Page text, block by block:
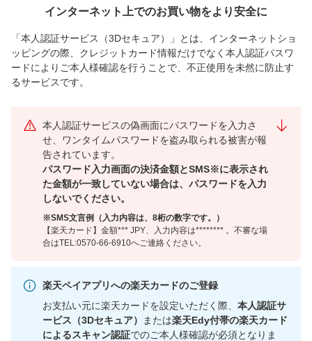
インターネット上でのお買い物をより安全に
「本人認証サービス（3Dセキュア）」とは、インターネットショ
ッピングの際、クレジットカード情報だけでなく本人認証パスワ
ードによりご本人様確認を行うことで、不正使用を未然に防止す
るサービスです。
本人認証サービスの偽画面にパスワードを入力さ
せ、ワンタイムパスワードを盗み取られる被害が報
告されています。
パスワード入力画面の決済金額とSMS※に表示され
た金額が一致していない場合は、パスワードを入力
しないでください。
※SMS文言例（入力内容は、8桁の数字です。）
【楽天カード】金額*** JPY、入力内容は******** 。不審な場
合はTEL:0570-66-6910へご連絡ください。
楽天ペイアプリへの楽天カードのご登録
お支払い元に楽天カードを設定いただく際、 本人認証サ
ービス（3Dセキュア）
または楽天Edy付帯の楽天カード
によるスキャン認証でのご本人様確認が必須となりま